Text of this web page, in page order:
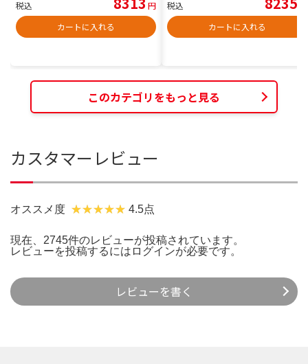
税込
円
カートに入れる
税込
カートに入れる
このカテゴリをもっと見る
カスタマーレビュー
オススメ度 4.5点
現在、2745件のレビューが投稿されています。
レビューを投稿するには ログインが必要です。
レビューを書く